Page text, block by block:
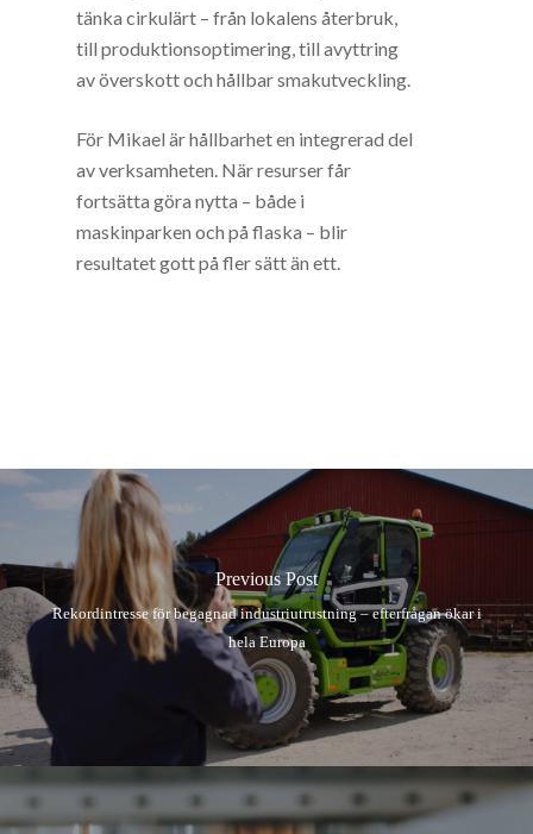
tänka cirkulärt – från lokalens återbruk,
till produktionsoptimering, till avyttring
av överskott och hållbar smakutveckling.
För Mikael är hållbarhet en integrerad del
av verksamheten. När resurser får
fortsätta göra nytta – både i
maskinparken och på flaska – blir
resultatet gott på fler sätt än ett.
Previous Post
Rekordintresse för begagnad industriutrustning – efterfrågan ökar i
hela Europa